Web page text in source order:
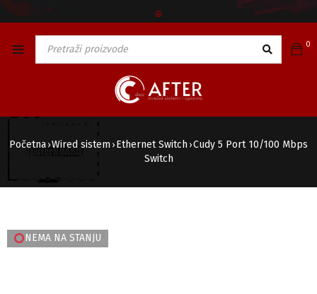
🅯
0
Početna ›Wired sistem › Ethernet Switch ›Cudy 5 Port 10/100 Mbps
Switch
NEMA NA STANJU